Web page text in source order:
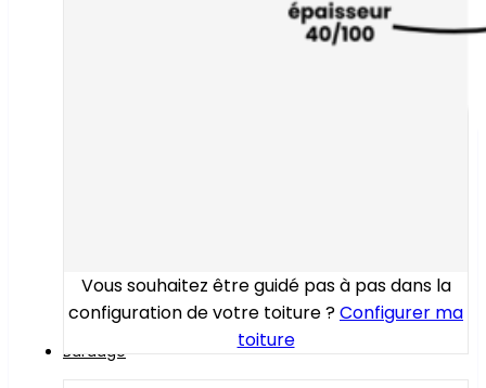
Vous souhaitez être guidé pas à pas dans la
configuration de votre toiture ?Configurer ma
toiture
Bardage